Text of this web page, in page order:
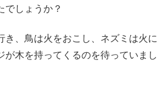
でしょうか？
き、鳥は火をおこし、ネズミは火に
が木を持ってくるのを待っていまし